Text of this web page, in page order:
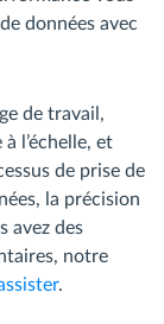
données avec
de travail,
l’échelle, et
de prise de
la précision
avez des
notre
.